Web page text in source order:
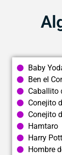
Baby
Ben el
Caballito
Conejito
Conejito
Hamtaro
Harry
Hombre